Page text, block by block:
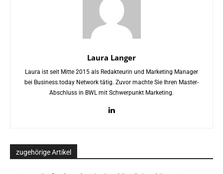
Laura Langer
Laura ist seit Mitte 2015 als Redakteurin und Marketing Manager
bei Business.today Network tätig. Zuvor machte Sie Ihren Master-
Abschluss in BWL mit Schwerpunkt Marketing.
zugehörige Artikel